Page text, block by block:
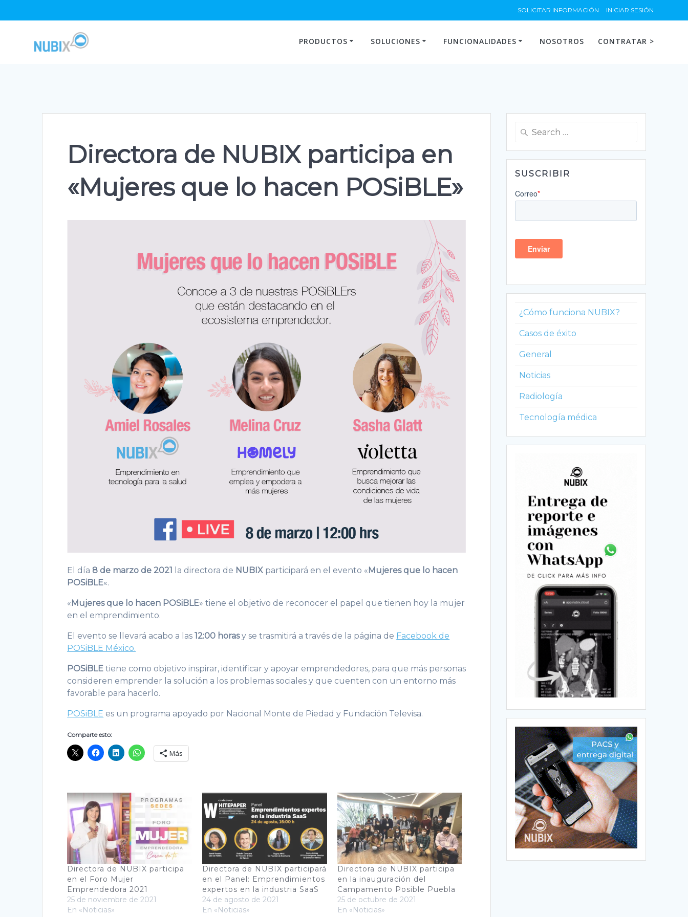
SOLICITAR INFORMACIÓN INICIAR SESIÓN
PRODUCTOS SOLUCIONES FUNCIONALIDADES NOSOTROS CONTRATAR >
Directora de NUBIX participa en
«Mujeres que lo hacen POSiBLE»
El día 8 de marzo de 2021 la directora de NUBIX participará en el evento «Mujeres que lo hacen
POSiBLE«.
«Mujeres que lo hacen POSiBLE» tiene el objetivo de reconocer el papel que tienen hoy la mujer
en el emprendimiento.
El evento se llevará acabo a las 12:00 horasy se trasmitirá a través de la página de Facebook de
POSiBLE México.
POSiBLE tiene como objetivo inspirar, identificar y apoyar emprendedores, para que más personas
consideren emprender la solución a los problemas sociales y que cuenten con un entorno más
favorable para hacerlo.
POSiBLE es un programa apoyado por Nacional Monte de Piedad y Fundación Televisa.
Comparte esto:
Más
Directora de NUBIX participa
en el Foro Mujer
Emprendedora 2021
25 de noviembre de 2021
En «Noticias»
Directora de NUBIX participará
en el Panel: Emprendimientos
expertos en la industria SaaS
24 de agosto de 2021
En «Noticias»
Directora de NUBIX participa
en la inauguración del
Campamento Posible Puebla
25 de octubre de 2021
En «Noticias»
Search
SUSCRIBIR
¿Cómo funciona NUBIX?
Casos de éxito
General
Noticias
Radiología
Tecnología médica